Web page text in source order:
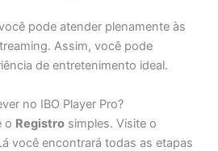
pode atender plenamente às
Assim, você pode
de entretenimento ideal.
no IBO Player Pro?
o Registro simples. Visite o
você encontrará todas as etapas